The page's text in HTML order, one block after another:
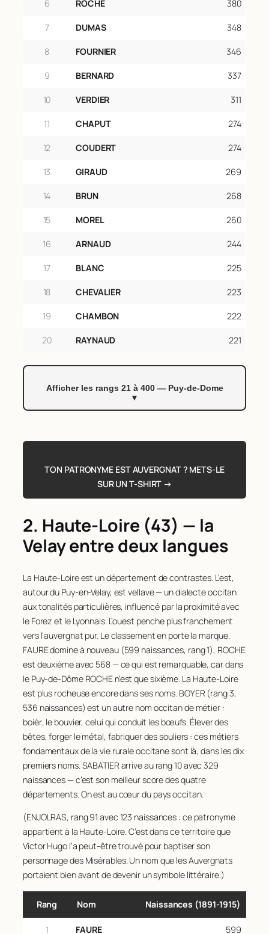
6 ROCHE 380
7 DUMAS 348
8 FOURNIER 346
9 BERNARD 337
10 VERDIER 311
11 CHAPUT 274
12 COUDERT 274
13 GIRAUD 269
14 BRUN 268
15 MOREL 260
16 ARNAUD 244
17 BLANC 225
18 CHEVALIER 223
19 CHAMBON 222
20 RAYNAUD 221
Afficher les rangs 21 à 400 — Puy-de-Dome
▼
GUILLAUME
23
ROUSSEL
214
24
BRUGIERE
25
MONTEL
27
BATISSE
195
28
BRUNEL
193
29
BONNET
192
30
GAUTHIER
SERRE
186
32
ROUGIER
185
33
MOSNIER
182
34
VEDRINE
35
PERRIN
179
36
GIRARD
177
37
MALLET
38
ROBERT
39
OLLIER
174
40
FAYE
MONIER
42
MONNET
TON PATRONYME EST AUVERGNAT ? METS-LE
SUR UN T-SHIRT →
2. Haute-Loire (43) — la
Velay entre deux langues
La Haute-Loire est un département de contrastes. L’est,
autour du Puy-en-Velay, est vellave — un dialecte occitan
aux tonalités particulières, influencé par la proximité avec
le Forez et le Lyonnais. L’ouest penche plus franchement
vers l’auvergnat pur. Le classement en porte la marque.
FAURE domine à nouveau (599 naissances, rang 1), ROCHE
est deuxième avec 568 — ce qui est remarquable, car dans
le Puy-de-Dôme ROCHE n’est que sixième. La Haute-Loire
est plus rocheuse encore dans ses noms. BOYER (rang 3,
536 naissances) est un autre nom occitan de métier :
boièr, le bouvier, celui qui conduit les bœufs. Élever des
bêtes, forger le métal, fabriquer des souliers : ces métiers
fondamentaux de la vie rurale occitane sont là, dans les dix
premiers noms. SABATIER arrive au rang 10 avec 329
naissances — c’est son meilleur score des quatre
départements. On est au cœur du pays occitan.
(ENJOLRAS, rang 91 avec 123 naissances : ce patronyme
appartient à la Haute-Loire. C’est dans ce territoire que
Victor Hugo l’a peut-être trouvé pour baptiser son
personnage des Misérables. Un nom que les Auvergnats
portaient bien avant de devenir un symbole littéraire.)
Rang Nom Naissances (1891‑1915)
1 FAURE 599